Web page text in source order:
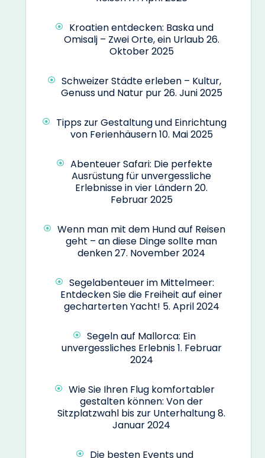
Kroatien entdecken: Baska und
Omisalj – Zwei Orte, ein Urlaub26.
Oktober 2025
Schweizer Städte erleben – Kultur,
Genuss und Natur pur26. Juni 2025
Tipps zur Gestaltung und Einrichtung
von Ferienhäusern10. Mai 2025
Abenteuer Safari: Die perfekte
Ausrüstung für unvergessliche
Erlebnisse in vier Ländern20.
Februar 2025
Wenn man mit dem Hund auf Reisen
geht – an diese Dinge sollte man
denken27. November 2024
Segelabenteuer im Mittelmeer:
Entdecken Sie die Freiheit auf einer
gecharterten Yacht! 5. April 2024
Segeln auf Mallorca: Ein
unvergessliches Erlebnis1. Februar
2024
Wie Sie Ihren Flug komfortabler
gestalten können: Von der
Sitzplatzwahl bis zur Unterhaltung8.
Januar 2024
Die besten Events und